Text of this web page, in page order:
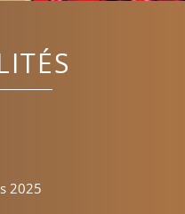
& Créations !
Styles & Créations
inserts, mais
2025